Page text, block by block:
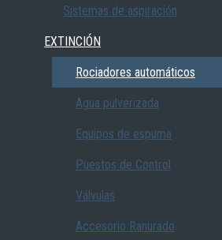
Sistemas de aspiración
EXTINCIÓN
Rociadores automáticos
Agua pulverizada
Equipos de espuma
Puestos de Control
Válvulas
Accesorio Ranurado